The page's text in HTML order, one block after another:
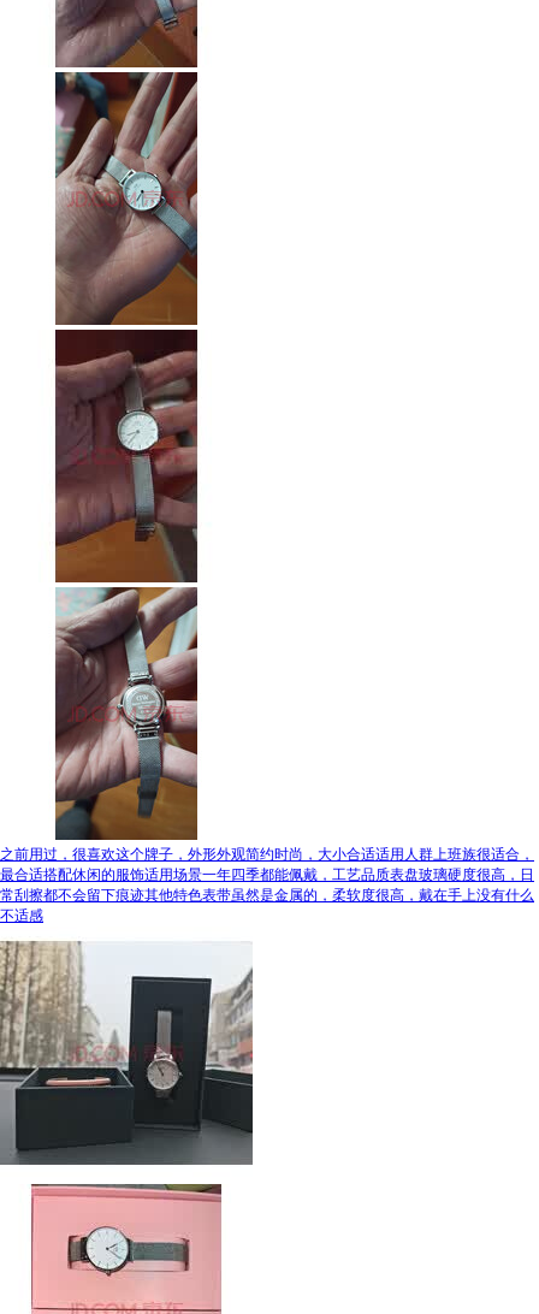
之前用过，很喜欢这个牌子，外形外观简约时尚，大小合适适用人群上班族很适合，
最合适搭配休闲的服饰适用场景一年四季都能佩戴，工艺品质表盘玻璃硬度很高，日
常刮擦都不会留下痕迹其他特色表带虽然是金属的，柔软度很高，戴在手上没有什么
不适感